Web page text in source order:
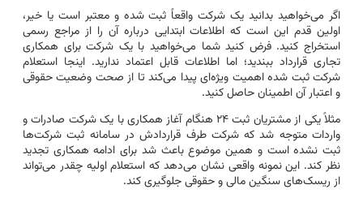
اگر می‌خواهید بدانید یک شرکت واقعاً ثبت شده و معتبر است یا خیر،
اولین قدم این است که اطلاعات ابتدایی درباره آن را از مراجع رسمی
استخراج کنید. فرض کنید شما می‌خواهید با یک شرکت برای همکاری
تجاری قرارداد ببندید؛ اما اطلاعات قابل اعتماد ندارید. اینجا استعلام
شرکت ثبت شده اهمیت ویژه‌ای پیدا می‌کند تا از صحت وضعیت حقوقی
و اعتبار آن اطمینان حاصل کنید.
مثلاً یکی از مشتریان ثبت ۲۴ هنگام آغاز همکاری با یک شرکت صادرات و
واردات متوجه شد که شرکت طرف قراردادش در سامانه ثبت شرکت‌ها
ثبت نشده است و همین موضوع باعث شد برای ادامه همکاری تجدید
نظر کند. این نمونه واقعی نشان می‌دهد که استعلام اولیه چقدر می‌تواند
از ریسک‌های سنگین مالی و حقوقی جلوگیری کند.